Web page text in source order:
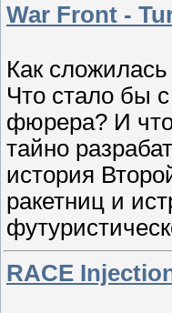
War Front -
Как
Что стало бы
фюрера? И
тайно
история
ракетниц и
RACE